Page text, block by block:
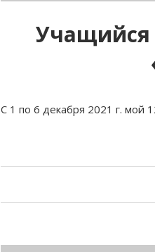
Учащийся
С 1 по 6 декабря 2021 г. мой